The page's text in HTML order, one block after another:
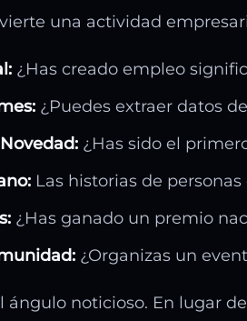
una actividad
¿Has creado empleo
¿Puedes extraer datos
¿Has sido el
Las historias de
¿Has ganado un premio
¿Organizas un
ángulo noticioso. En lugar